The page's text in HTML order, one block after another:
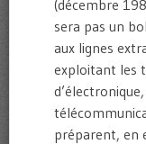
(décembre
sera pas un
aux lignes
exploitant les
préparent, en